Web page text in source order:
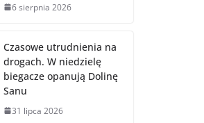
6 sierpnia 2026
Czasowe utrudnienia na
drogach. W niedzielę
biegacze opanują Dolinę
Sanu
31 lipca 2026